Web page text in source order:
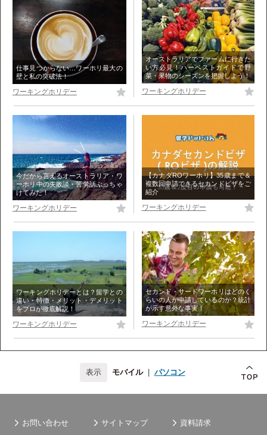
仕事見つからない…ワーホリ最大の
壁と私の突破法！
ワーキングホリデー
オーストラリアでファームに行きた
い方必見！ハーベストガイドで野
菜・果物のシーズンを把握しよう！
ワーキングホリデー
今だから言えるオーストラリア・ワ
ーホリ中の失敗談・苦労話ぶっちゃ
けてみた！
ワーキングホリデー
【カナダROワーホリ】35歳まで＆
複数回申請できるセカンドビザをご
紹介
ワーキングホリデー
ワーキングホリデーとは？留学との
違い・特徴・メリット・デメリット
をプロが徹底解説！
ワーキングホリデー
セカンド・サードワーホリはどのく
らいの人が申請しているのか？統計
が示す意外な事実！
ワーキングホリデー
モバイル パソコン
お問い合わせ サイトマップ 資料請求